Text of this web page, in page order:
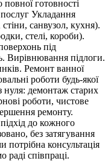
готовності
Укладання
санвузол, кухня).
стелі, короби).
під
Вирівнювання підлоги.
Ремонт ванної
роботи будь-якої
нуля: демонтаж старих
роботи, чистове
ремонту.
до кожного
без затягування
потрібна консультація
співпраці.